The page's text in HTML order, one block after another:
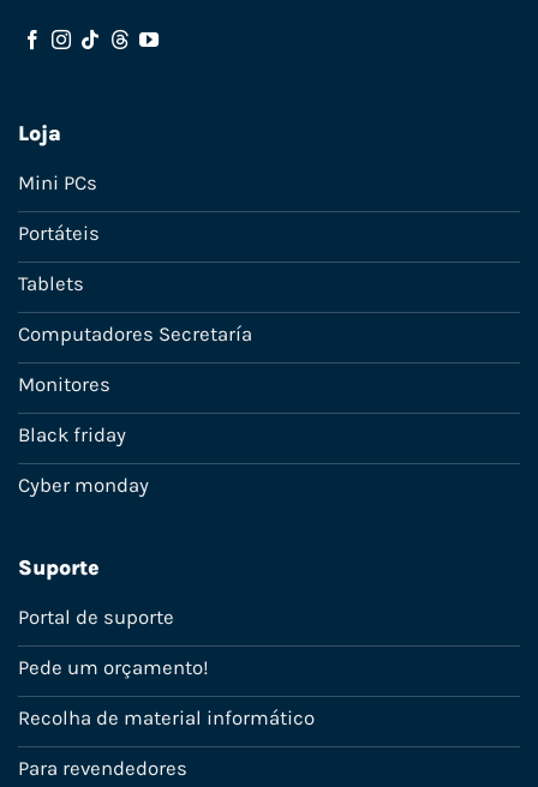
Loja
Mini PCs
Portáteis
Tablets
Computadores Secretaría
Monitores
Black friday
Cyber monday
Suporte
Portal de suporte
Pede um orçamento!
Recolha de material informático
Para revendedores